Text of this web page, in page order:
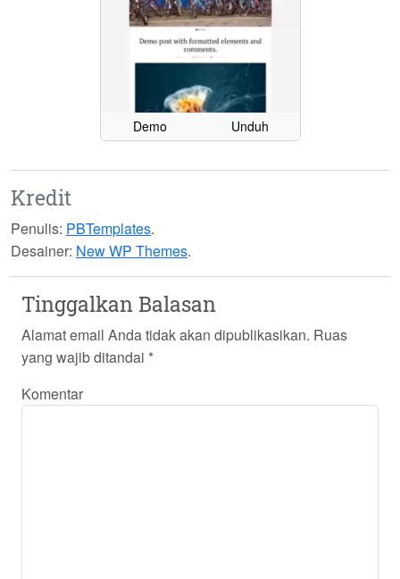
Demo Unduh
Kredit
Penulis: PBTemplates.
Desainer: New WP Themes.
Tinggalkan Balasan
Alamat email Anda tidak akan dipublikasikan. Ruas
yang wajib ditandai *
Komentar